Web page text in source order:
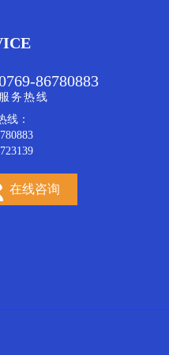
86780883
服务热线
线：
在线咨询